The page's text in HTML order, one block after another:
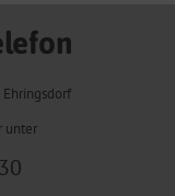
Ehringsdorf
unter